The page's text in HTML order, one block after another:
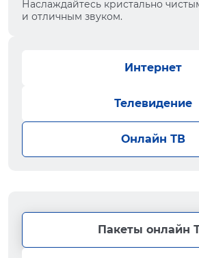
Наслаждайтесь кристально
и отличным звуком.
Интернет
Телевидение
Онлайн ТВ
Пакеты онлайн